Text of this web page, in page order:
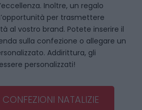
Inoltre, un regalo
per trasmettere
al vostro brand. Potete inserire il
sulla confezione o allegare un
Addirittura, gli
personalizzati!
NATALIZIE